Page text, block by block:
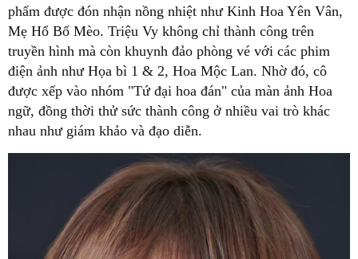
phẩm được đón nhận nồng nhiệt như Kinh Hoa Yên Vân,
Mẹ Hổ Bố Mèo. Triệu Vy không chỉ thành công trên
truyền hình mà còn khuynh đảo phòng vé với các phim
điện ảnh như Họa bì 1 & 2, Hoa Mộc Lan. Nhờ đó, cô
được xếp vào nhóm "Tứ đại hoa đán" của màn ảnh Hoa
ngữ, đồng thời thử sức thành công ở nhiều vai trò khác
nhau như giám khảo và đạo diễn.